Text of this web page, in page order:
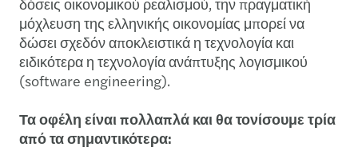
μόχλευση της ελληνικής οικονομίας μπορεί να
δώσει σχεδόν αποκλειστικά η τεχνολογία και
ειδικότερα η τεχνολογία ανάπτυξης λογισμικού
(software engineering).
Τα οφέλη είναι πολλαπλά και θα τονίσουμε τρία
από τα σημαντικότερα: